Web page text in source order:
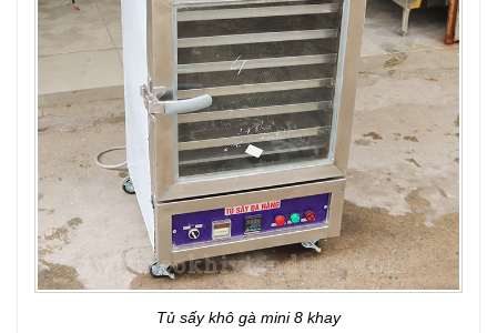
Tủ sấy khô gà mini 8 khay